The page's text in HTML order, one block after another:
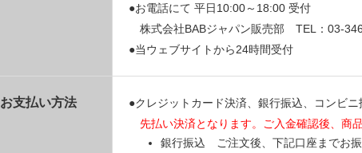
●お電話にて 平日10:00～18:00 受付
株式会社BABジャパン販売部 TEL：03-
●当ウェブサイトから24時間受付
お支払い方法
●クレジットカード決済、銀行振込、コンビ
先払い決済となります。ご入金確認後、商
銀行振込 ご注文後、下記口座までお